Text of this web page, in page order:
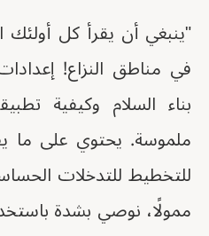
"ينبغي أن يقرأ كل أولئك
في مناطق النزاع!
بناء السلام وكيفية
ملموسة. يحتوي على ما
للتخطيط للتدخلات
ممولًا، نوصي بشدة